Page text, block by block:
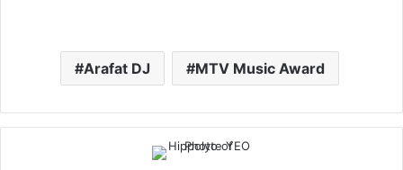
Arafat DJ MTV Music Award